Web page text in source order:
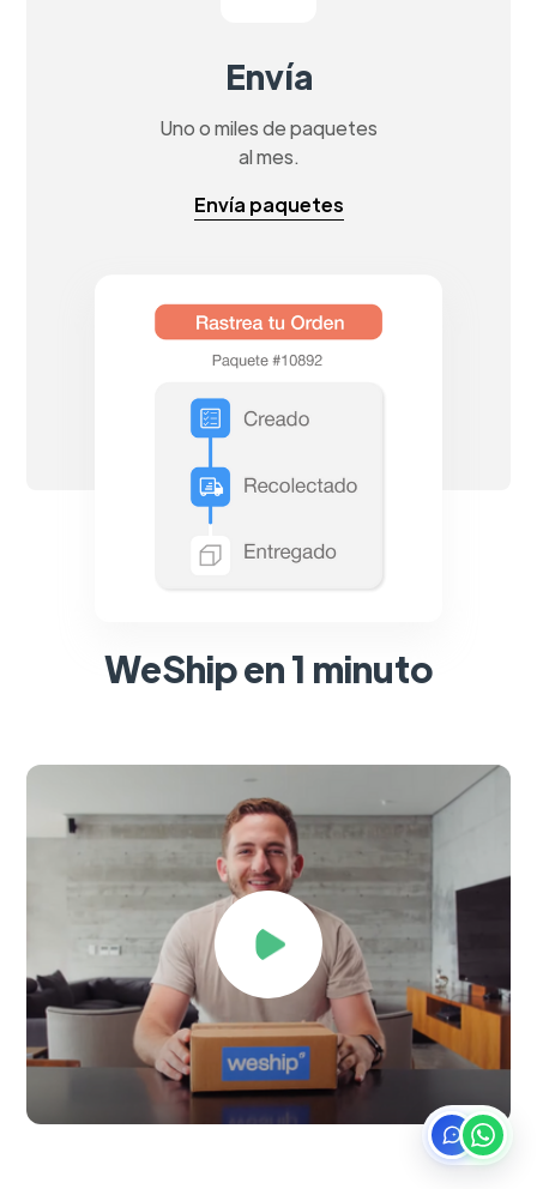
Envía
Uno o miles de paquetes
al mes.
Envía paquetes
WeShip en 1 minuto